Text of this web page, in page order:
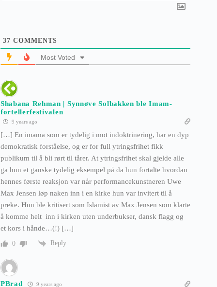
37 COMMENTS
Most Voted
Shabana Rehman | Synnøve Solbakken ble Imam-
fortellerfestivalen
9 years ago
[…] En imama som er tydelig i mot indoktrinering, har en dyp
demokratisk forståelse, og er for full ytringsfrihet fikk
publikum til å bli rørt til tårer. At ytringsfrihet skal gjelde alle
ga hun et ganske tydelig eksempel på da hun fortalte hvordan
hennes første reaksjon var når performancekunstneren Uwe
Max Jensen løp naken inn i en kirke hun var invitert til å
preke. Hun ble kritisert som Islamist av Max Jensen som klarte
å komme helt inn i kirken uten underbukser, dansk flagg og
et kors i hånde…(!) […]
0 Reply
PBrad 9 years ago